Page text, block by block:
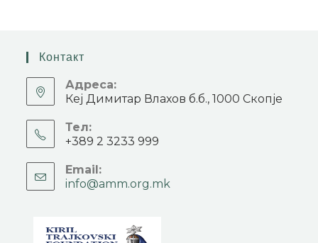
Контакт
Адреса:
Кеј Димитар Влахов б.б., 1000 Скопје
Тел:
+389 2 3233 999
Email:
info@amm.org.mk